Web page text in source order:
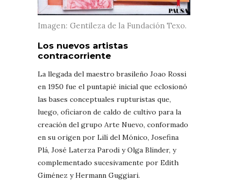
Imagen: Gentileza de la Fundación Texo.
Los nuevos artistas
contracorriente
La llegada del maestro brasileño Joao Rossi
en 1950 fue el puntapié inicial que eclosionó
las bases conceptuales rupturistas que,
luego, oficiaron de caldo de cultivo para la
creación del grupo Arte Nuevo, conformado
en su origen por Lilí del Mónico, Josefina
Plá, José Laterza Parodi y Olga Blinder, y
complementado sucesivamente por Edith
Giménez y Hermann Guggiari.